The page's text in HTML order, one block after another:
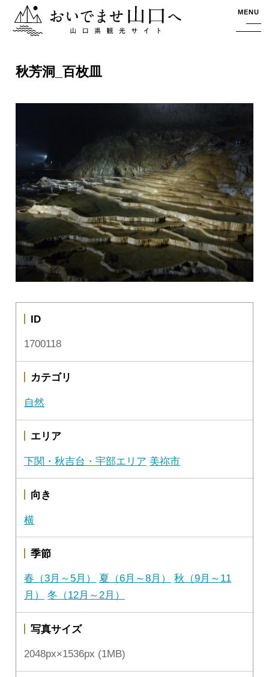
おいでませ山口へー山口県観光サイト MENU
秋芳洞_百枚皿
ID
1700118
カテゴリ
自然
エリア
下関・秋吉台・宇部エリア 美祢市
向き
横
季節
春（3月～5月） 夏（6月～8月）
秋（9月～11
月）
冬（12月～2月）
写真サイズ
2048px×1536px (1MB)